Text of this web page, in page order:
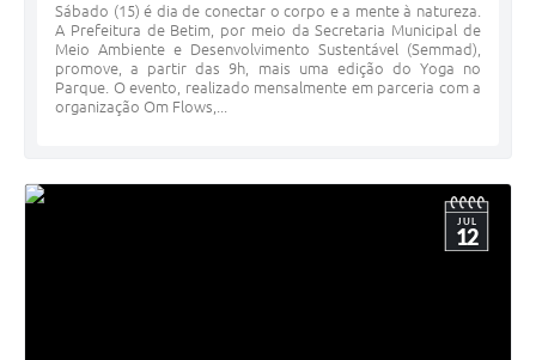
Sábado (15) é dia de conectar o corpo e a mente à natureza.
A Prefeitura de Betim, por meio da Secretaria Municipal de
Meio Ambiente e Desenvolvimento Sustentável (Semmad),
promove, a partir das 9h, mais uma edição do Yoga no
Parque. O evento, realizado mensalmente em parceria com a
organização Om Flows,...
JUL
12